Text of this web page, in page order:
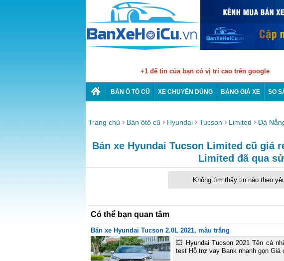
+1 để tin của bạn có vị trí cao trên google
BÁN Ô TÔ CŨ XE CHUYÊN DÙNG BẢNG GIÁ XE SO
Trang chủ Bán ôtô cũ Hyundai Tucson Limited Đà
Bán xe Hyundai Tucson Limited cũ giá
Limited đã qua
Không tìm thấy tin nào theo
Có thể bạn quan tâm
Bán xe Hyundai Tucson 2.0L 2021, màu trắng
💥 Hyundai Tucson 2021 Tên cá
test Hỗ trợ vay Bank nhanh gọn Giá